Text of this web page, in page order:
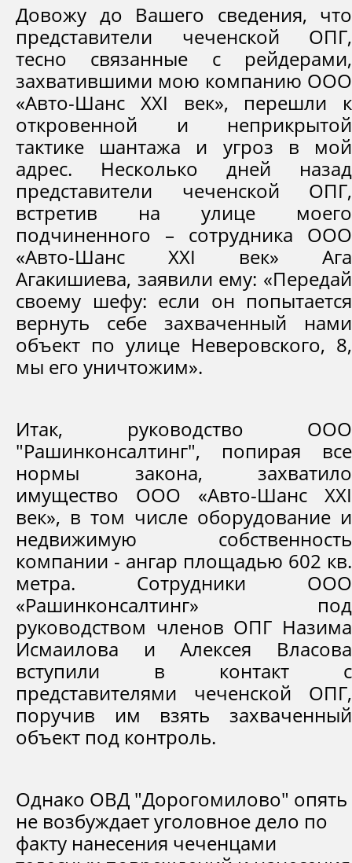
Довожу до Вашего сведения, что
представители чеченской ОПГ,
тесно связанные с рейдерами,
захватившими мою компанию ООО
«Авто-Шанс XXI век», перешли к
откровенной и неприкрытой
тактике шантажа и угроз в мой
адрес. Несколько дней назад
представители чеченской ОПГ,
встретив на улице моего
подчиненного – сотрудника ООО
«Авто-Шанс XXI век» Ага
Агакишиева, заявили ему: «Передай
своему шефу: если он попытается
вернуть себе захваченный нами
объект по улице Неверовского, 8,
мы его уничтожим».
Итак, руководство ООО
"Рашинконсалтинг", попирая все
нормы закона, захватило
имущество ООО «Авто-Шанс XXI
век», в том числе оборудование и
недвижимую собственность
компании - ангар площадью 602 кв.
метра. Сотрудники ООО
«Рашинконсалтинг» под
руководством членов ОПГ Назима
Исмаилова и Алексея Власова
вступили в контакт с
представителями чеченской ОПГ,
поручив им взять захваченный
объект под контроль.
Однако ОВД "Дорогомилово" опять
не возбуждает уголовное дело по
факту нанесения чеченцами